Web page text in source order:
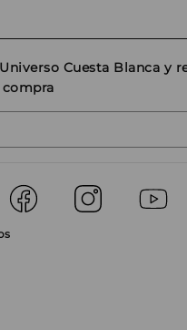
Cuesta Blanca y